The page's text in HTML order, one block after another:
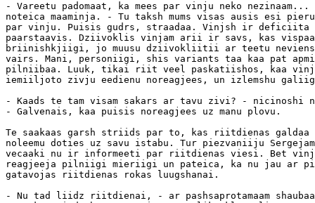
- Vareetu padomaat, ka mees par vinju neko
noteica maaminja. - Tu taksh mums visas ausis esi
par vinju. Puisis gudrs, straadaa. Vinjsh ir deficiita
paarstaavis. Dziivoklis vinjam arii ir savs, kas
briinishkjiigi, jo muusu dziivokliitii ar teetu neviens
vairs. Mani, personiigi, shis variants taa kaa pat
pilniibaa. Luuk, tikai riit veel paskatiishos, kaa
iemiiljoto zivju eedienu noreagjees, un izlemshu
- Kaads te tam visam sakars ar tavu zivi? - nicinoshi
- Galvenais, kaa puisis noreagjees uz manu plovu.
Te saakaas garsh striids par to, kas riitdienas galdaa
noleemu doties uz savu istabu. Tur piezvaniiju
vecaaki nu ir informeeti par riitdienas viesi. Bet
reagjeeja pilniigi mieriigi un pateica, ka nu jau ar
gatavojas riitdienas rokas luugshanai.
- Nu tad liidz riitdienai, - ar pashsaprotamaam